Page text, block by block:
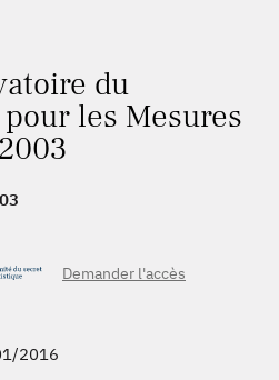
du
les Mesures
Demander l'accès
2016